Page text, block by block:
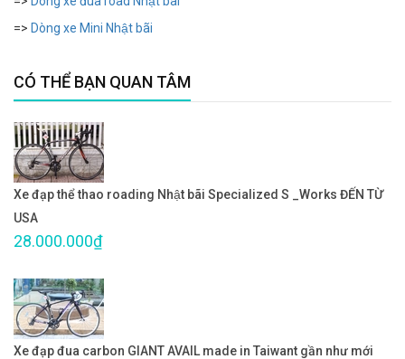
=> Dòng xe Mini Nhật bãi
CÓ THỂ BẠN QUAN TÂM
Xe đạp thể thao roading Nhật bãi Specialized S _Works ĐẾN TỪ
USA
28.000.000₫
Xe đạp đua carbon GIANT AVAIL made in Taiwant gần như mới